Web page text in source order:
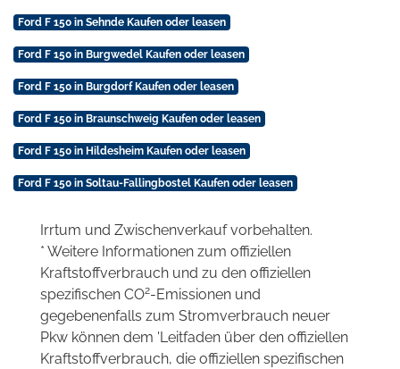
Ford F 150 in Sehnde Kaufen oder leasen
Ford F 150 in Burgwedel Kaufen oder leasen
Ford F 150 in Burgdorf Kaufen oder leasen
Ford F 150 in Braunschweig Kaufen oder leasen
Ford F 150 in Hildesheim Kaufen oder leasen
Ford F 150 in Soltau-Fallingbostel Kaufen oder leasen
Irrtum und Zwischenverkauf vorbehalten.
* Weitere Informationen zum offiziellen
Kraftstoffverbrauch und zu den offiziellen
spezifischen CO2-Emissionen und
gegebenenfalls zum Stromverbrauch neuer
Pkw können dem 'Leitfaden über den offiziellen
Kraftstoffverbrauch, die offiziellen spezifischen